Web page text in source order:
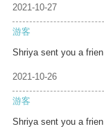
2021-10-27
游客
Shriya sent you a frien
2021-10-26
游客
Shriya sent you a frien